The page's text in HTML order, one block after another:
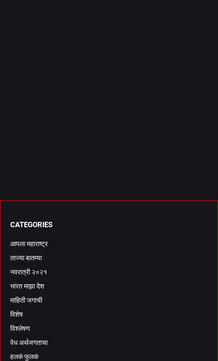
CATEGORIES
आपला महाराष्ट्र
ताज्या बातम्या
नवरात्री २०२१
भारत माझा देश
माहिती जगाची
विशेष
विश्लेषण
वेध अर्थजगताचा
हलकं फुलकं